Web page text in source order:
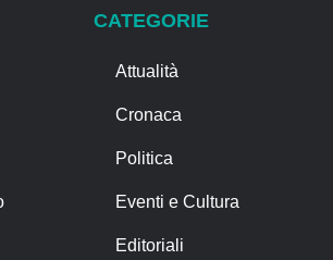
CATEGORIE
Attualità
Cronaca
Politica
Eventi e Cultura
Editoriali